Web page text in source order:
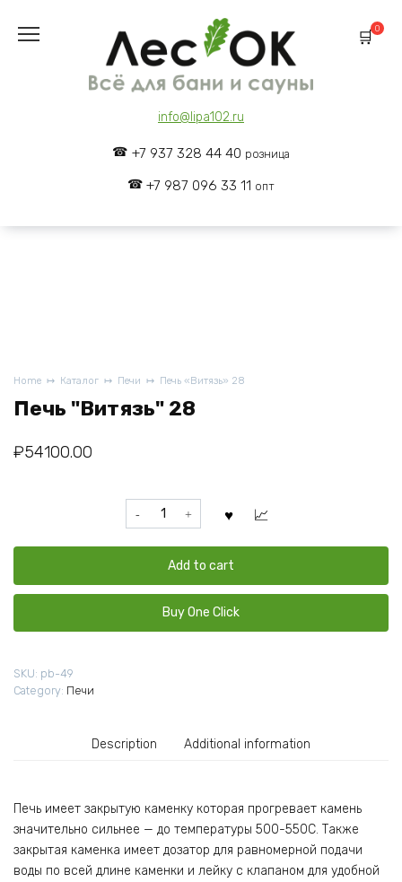
content
info@lipa102.ru
+7 937 328 44 40 розница
+7 987 096 33 11 опт
0
Home Каталог Печи Печь «Витязь» 28
Печь "Витязь" 28
₽54100.00
"Витязь"
28
quantityAdd to cart
Buy One Click
SKU: pb-49
Category: Печи
Description Additional information
Печь имеет закрытую каменку которая прогревает камень
значительно сильнее — до температуры 500-550С. Также
закрытая каменка имеет дозатор для равномерной подачи
воды по всей длине каменки и лейку с клапаном для удобной